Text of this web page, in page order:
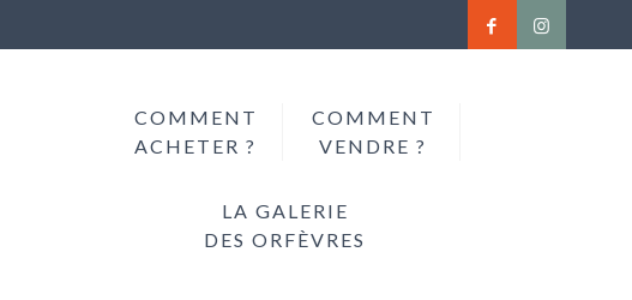
COMMENT
ACHETER ?
COMMENT
VENDRE ?
LA GALERIE
DES ORFÈVRES